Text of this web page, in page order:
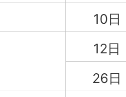
10日
12日
26日